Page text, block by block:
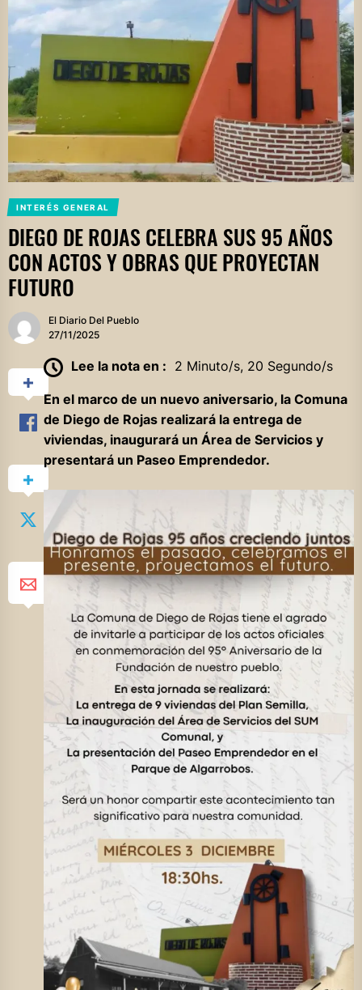
INTERÉS GENERAL
DIEGO DE ROJAS CELEBRA SUS 95 AÑOS
CON ACTOS Y OBRAS QUE PROYECTAN
FUTURO
El Diario Del Pueblo
27/11/2025
Lee la nota en : 2 Minuto/s, 20 Segundo/s
En el marco de un nuevo aniversario, la Comuna
de Diego de Rojas realizará la entrega de
viviendas, inaugurará un Área de Servicios y
presentará un Paseo Emprendedor.